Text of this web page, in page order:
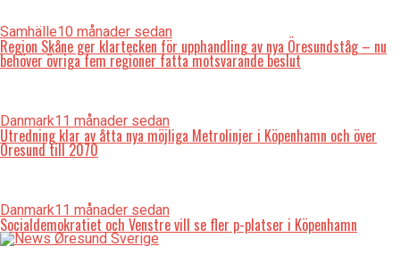
Samhälle10 månader sedan
Region Skåne ger klartecken för upphandling av nya Öresundståg – nu
behöver övriga fem regioner fatta motsvarande beslut
Danmark11 månader sedan
Utredning klar av åtta nya möjliga Metrolinjer i Köpenhamn och över
Öresund till 2070
Danmark11 månader sedan
Socialdemokratiet och Venstre vill se fler p-platser i Köpenhamn